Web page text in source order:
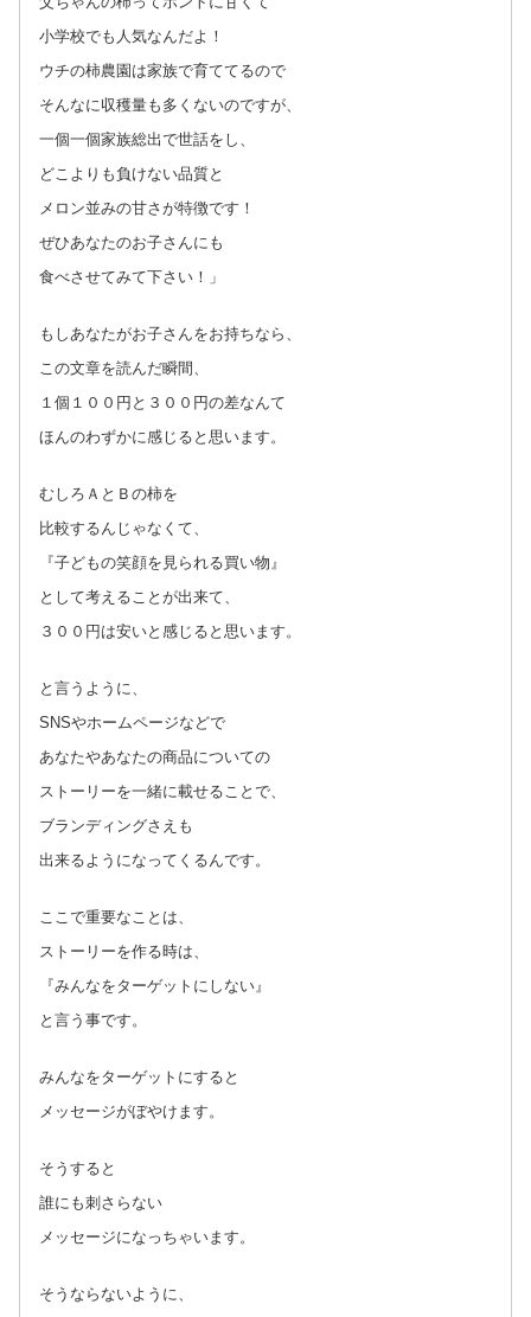
小学校でも人気なんだよ！
ウチの柿農園は家族で育ててるので
そんなに収穫量も多くないのですが、
一個一個家族総出で世話をし、
どこよりも負けない品質と
メロン並みの甘さが特徴です！
ぜひあなたのお子さんにも
食べさせてみて下さい！」
もしあなたがお子さんをお持ちなら、
この文章を読んだ瞬間、
１個１００円と３００円の差なんて
ほんのわずかに感じると思います。
むしろＡとＢの柿を
比較するんじゃなくて、
『子どもの笑顔を見られる買い物』
として考えることが出来て、
３００円は安いと感じると思います。
と言うように、
SNSやホームページなどで
あなたやあなたの商品についての
ストーリーを一緒に載せることで、
ブランディングさえも
出来るようになってくるんです。
ここで重要なことは、
ストーリーを作る時は、
『みんなをターゲットにしない』
と言う事です。
みんなをターゲットにすると
メッセージがぼやけます。
そうすると
誰にも刺さらない
メッセージになっちゃいます。
そうならないように、